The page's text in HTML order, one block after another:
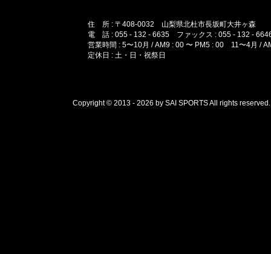
住 所 : 〒408-0032 山梨県北杜市長坂町大井ヶ森
電 話 : 055 - 132 - 6635 ファックス : 055 - 132 -
営業時間 : 5〜10月 / AM9 : 00 〜 PM5 : 00 11〜4月 /
定休日 : 土・日・祝祭日
Copyright © 2013 - 2026 by SAI SPORTS All rights reserved.